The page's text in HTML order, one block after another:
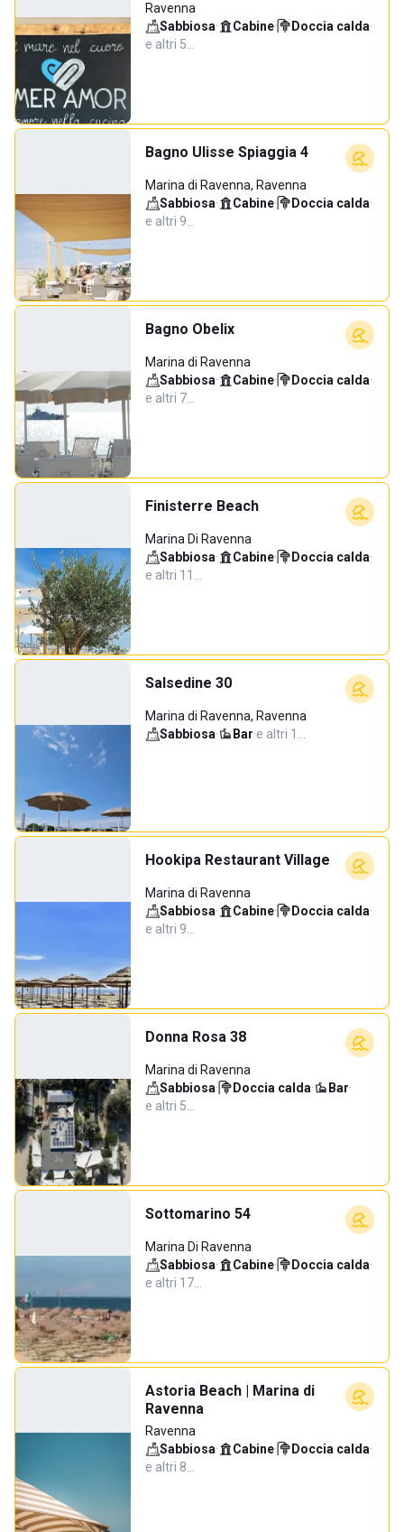
Ravenna
Sabbiosa· Cabine· Doccia calda·
e altri 5…
Bagno Ulisse Spiaggia 4
Marina di Ravenna, Ravenna
Sabbiosa· Cabine· Doccia calda·
e altri 9…
Bagno Obelix
Marina di Ravenna
Sabbiosa· Cabine· Doccia calda·
e altri 7…
Finisterre Beach
Marina Di Ravenna
Sabbiosa· Cabine· Doccia calda·
e altri 11…
Salsedine 30
Marina di Ravenna, Ravenna
Sabbiosa· Bar·e altri 1…
Hookipa Restaurant Village
Marina di Ravenna
Sabbiosa· Cabine· Doccia calda·
e altri 9…
Donna Rosa 38
Marina di Ravenna
Sabbiosa· Doccia calda· Bar·
e altri 5…
Sottomarino 54
Marina Di Ravenna
Sabbiosa· Cabine· Doccia calda·
e altri 17…
Astoria Beach | Marina di
Ravenna
Ravenna
Sabbiosa· Cabine· Doccia calda·
e altri 8…